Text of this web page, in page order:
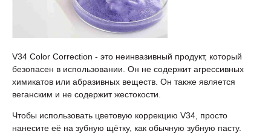
V34 Color Correction - это неинвазивный продукт, который
безопасен в использовании. Он не содержит агрессивных
химикатов или абразивных веществ. Он также является
веганским и не содержит жестокости.
Чтобы использовать цветовую коррекцию V34, просто
нанесите её на зубную щётку, как обычную зубную пасту.